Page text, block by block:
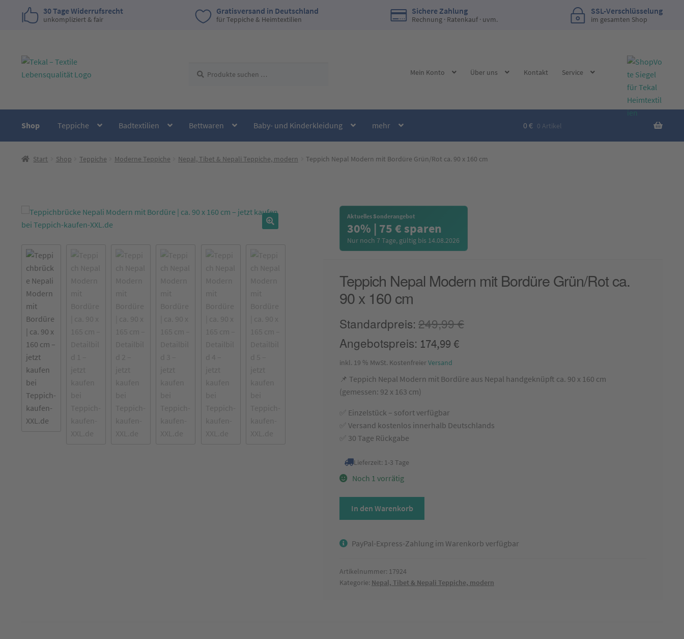
30 Tage Widerrufsrecht
unkompliziert & fair
Gratisversand in Deutschland
für Teppiche & Heimtextilien
Sichere Zahlung
Rechnung · Ratenkauf · uvm.
SSL-Verschlüsselung
im gesamten Shop
Zur
Navigation
Zum
Inhalt
nach:
Mein Konto Über uns Kontakt Service
Shop Teppiche Badtextilien Bettwaren Baby- und Kinderkleidung mehr 0€ 0 Artikel
Start Shop Teppiche Moderne Teppiche Nepal, Tibet & Nepali Teppiche, modern Teppich Nepal Modern mit Bordüre Grün/Rot ca. 90 x 160 cm
Aktuelles Sonderangebot
30% | 75 € sparen
Nur noch 7 Tage, gültig bis 14.08.2026
Teppich Nepal Modern mit Bordüre Grün/Rot ca.
90 x 160 cm
Standardpreis: 249,99€
Ursprünglicher
Preis
war:
249,99 €
Angebotspreis: 174,99 €Aktueller
ist:
inkl. 19 % MwSt. KostenfreierVersand
📌 Teppich Nepal Modern mit Bordüre aus Nepal handgeknüpft ca. 90 x 160 cm
(gemessen: 92 x 163 cm)
✅ Einzelstück – sofort verfügbar
✅ Versand kostenlos innerhalb Deutschlands
✅ 30 Tage Rückgabe
Lieferzeit: 1-3 Tage
Noch 1 vorrätig
mit
Grün/Rot
ca.
In den Warenkorb
PayPal-Express-Zahlung im Warenkorb verfügbar
Artikelnummer: 17924
Kategorie: Nepal, Tibet & Nepali Teppiche, modern